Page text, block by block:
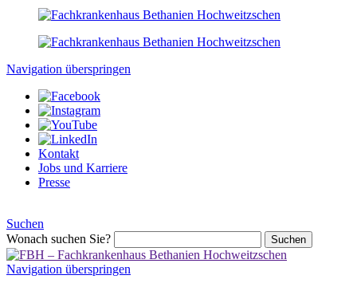
Navigation überspringen
Kontakt
Jobs und Karriere
Presse
Suchen
Wonach suchen Sie?
Suchen
Navigation überspringen